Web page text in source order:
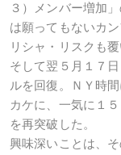
３）メンバー増加
は願ってもないカ
リシャ・リスクも
そして翌５月１７
ルを回復。ＮＹ時
カケに、一気に１
を再突破した。
興味深いことは、